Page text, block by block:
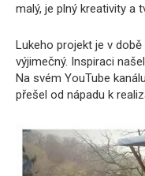
malý, je plný kreativity a
Lukeho projekt je v
výjimečný. Inspiraci
Na svém YouTube
přešel od nápadu k